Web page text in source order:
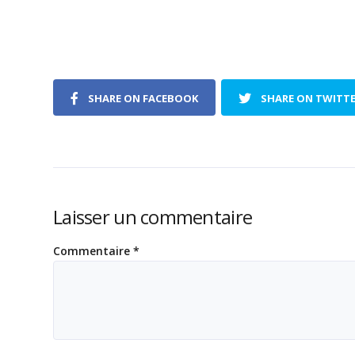
SHARE ON FACEBOOK SHARE ON
Laisser un commentaire
Commentaire *